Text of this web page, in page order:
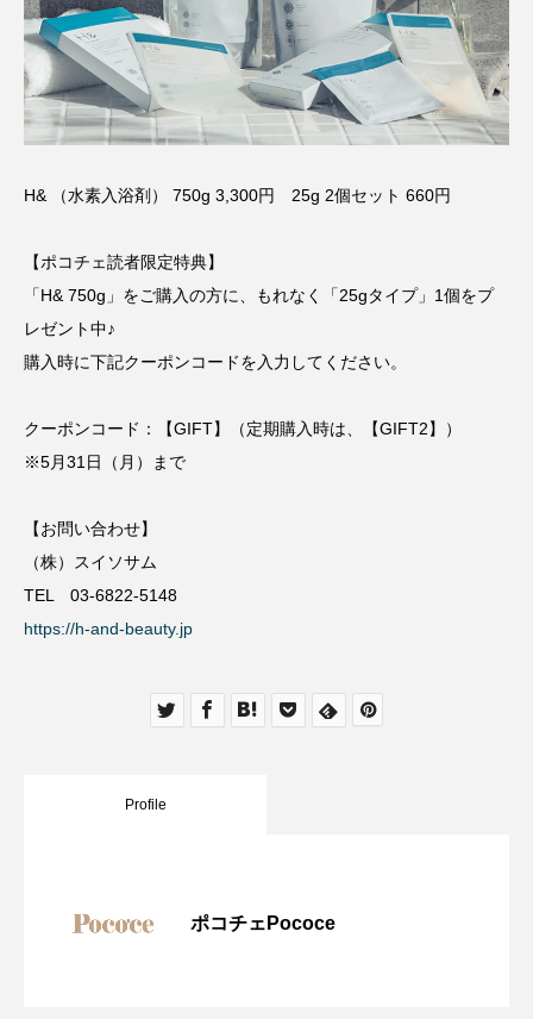
H& （水素入浴剤） 750g 3,300円 25g 2個セット 660円
【ポコチェ読者限定特典】
「H& 750g」をご購入の方に、もれなく「25gタイプ」1個をプ
レゼント中♪
購入時に下記クーポンコードを入力してください。
クーポンコード：【GIFT】（定期購入時は、【GIFT2】）
※5月31日（月）まで
【お問い合わせ】
（株）スイソサム
TEL 03-6822-5148
https://h-and-beauty.jp
Profile
ポコチェPococe